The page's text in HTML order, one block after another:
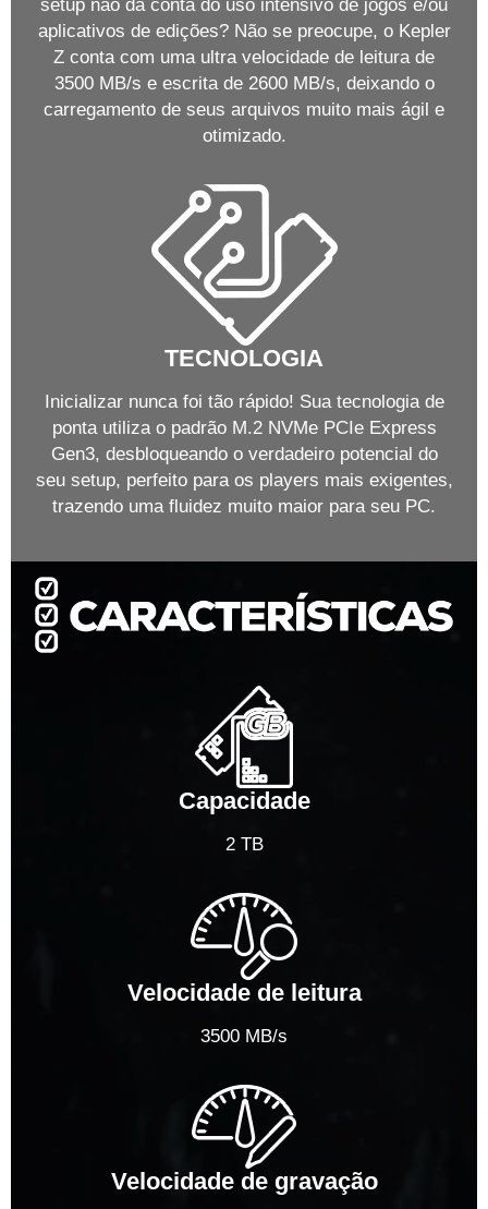
setup não dá conta do uso intensivo de jogos e/ou
aplicativos de edições? Não se preocupe, o Kepler
Z conta com uma ultra velocidade de leitura de
3500 MB/s e escrita de 2600 MB/s, deixando o
carregamento de seus arquivos muito mais ágil e
otimizado.
TECNOLOGIA
Inicializar nunca foi tão rápido! Sua tecnologia de
ponta utiliza o padrão M.2 NVMe PCIe Express
Gen3, desbloqueando o verdadeiro potencial do
seu setup, perfeito para os players mais exigentes,
trazendo uma fluidez muito maior para seu PC.
Capacidade
2 TB
Velocidade de leitura
3500 MB/s
Velocidade de gravação